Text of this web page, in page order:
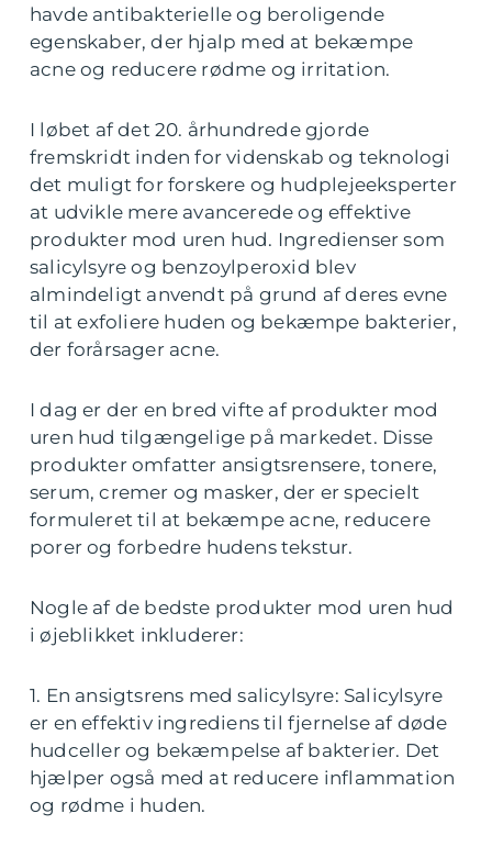
havde antibakterielle og beroligende
egenskaber, der hjalp med at bekæmpe
acne og reducere rødme og irritation.
I løbet af det 20. århundrede gjorde
fremskridt inden for videnskab og teknologi
det muligt for forskere og hudplejeeksperter
at udvikle mere avancerede og effektive
produkter mod uren hud. Ingredienser som
salicylsyre og benzoylperoxid blev
almindeligt anvendt på grund af deres evne
til at exfoliere huden og bekæmpe bakterier,
der forårsager acne.
I dag er der en bred vifte af produkter mod
uren hud tilgængelige på markedet. Disse
produkter omfatter ansigtsrensere, tonere,
serum, cremer og masker, der er specielt
formuleret til at bekæmpe acne, reducere
porer og forbedre hudens tekstur.
Nogle af de bedste produkter mod uren hud
i øjeblikket inkluderer:
1. En ansigtsrens med salicylsyre: Salicylsyre
er en effektiv ingrediens til fjernelse af døde
hudceller og bekæmpelse af bakterier. Det
hjælper også med at reducere inflammation
og rødme i huden.